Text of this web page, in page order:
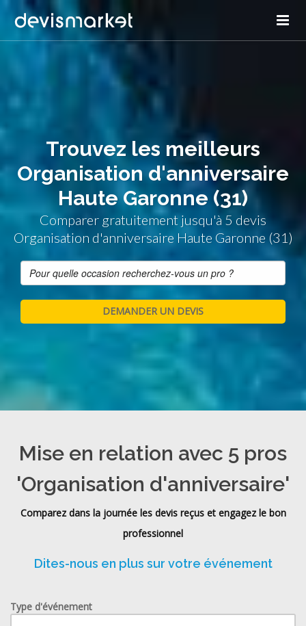
Trouvez les meilleurs
Organisation d'anniversaire
Haute Garonne (31)
Comparer gratuitement jusqu'à 5 devis
Organisation d'anniversaire Haute Garonne (31)
Mise en relation avec 5 pros
'Organisation d'anniversaire'
Comparez dans la journée les devis reçus et engagez le bon
professionnel
Dites-nous en plus sur votre événement
Type d'événement